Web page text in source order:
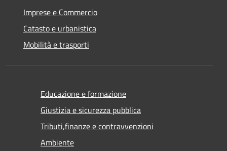
Imprese e Commercio
Catasto e urbanistica
Mobilità e trasporti
Educazione e formazione
Giustizia e sicurezza pubblica
Tributi,finanze e contravvenzioni
Ambiente